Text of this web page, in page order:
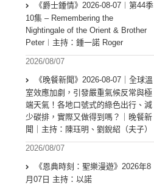
《爵士鍾情》2026-08-07︱第44季
10集 – Remembering the
Nightingale of the Orient & Brother
Peter︱主持：鍾一諾 Roger
2026/08/07
《晚餐新聞》2026-08-07｜全球溫
室效應加劇，引發嚴重氣候反常與極
端天氣！各地口號式的綠色出行、減
少碳排，實際又做得到嗎？｜晚餐新
聞｜主持：陳珏明、劉銳紹（夫子）
2026/08/07
《恩典時刻：聖樂漫遊》2026年8
月07日 主持：以諾